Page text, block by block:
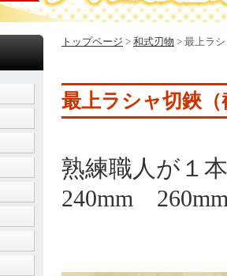
トップページ > 和式刃物 > 最上ラ
最上ラシャ切鋏
熟練職人が１
240mm